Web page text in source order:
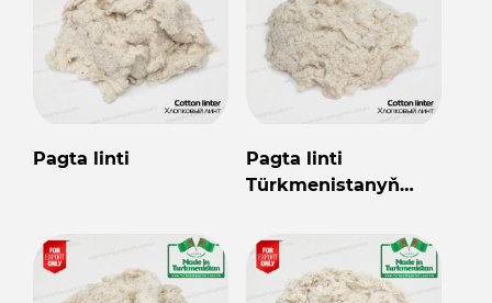
Pagta linti
Pagta linti
Türkmenistanyň